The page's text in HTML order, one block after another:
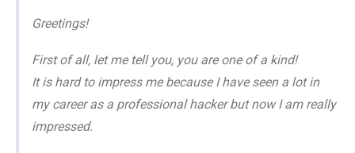
Greetings!
First of all, let me tell you, you are one of a kind!
It is hard to impress me because I have seen a lot in
my career as a professional hacker but now I am really
impressed.